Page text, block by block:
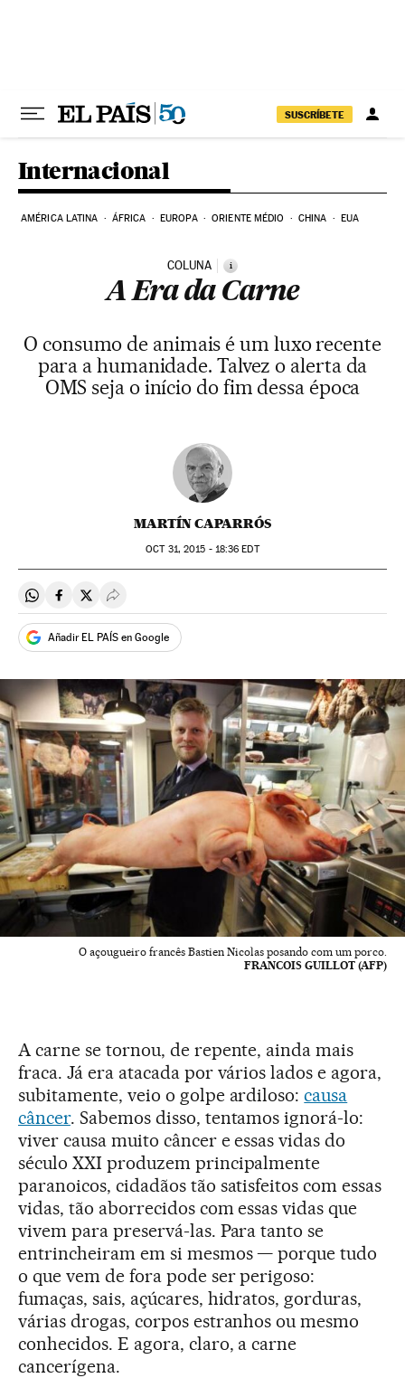
SUSCRÍBETE
Internacional
AMÉRICA LATINA ÁFRICA EUROPA ORIENTE MÉDIO CHINA EUA
COLUNA i
A Era da Carne
O consumo de animais é um luxo recente
para a humanidade. Talvez o alerta da
OMS seja o início do fim dessa época
MARTÍN CAPARRÓS
OCT31, 2015 - 18:36 EDT
Compartir en Whatsapp
Compartir en Facebook
Compartir en Twitter
Desplegar Redes Sociales
Añadir EL PAÍS en Google
O açougueiro francês Bastien Nicolas posando com um porco.
FRANCOIS GUILLOT (AFP)
A carne se tornou, de repente, ainda mais
fraca. Já era atacada por vários lados e agora,
subitamente, veio o golpe ardiloso:causa
câncer. Sabemos disso, tentamos ignorá-lo:
viver causa muito câncer e essas vidas do
século XXI produzem principalmente
paranoicos, cidadãos tão satisfeitos com essas
vidas, tão aborrecidos com essas vidas que
vivem para preservá-las. Para tanto se
entrincheiram em si mesmos — porque tudo
o que vem de fora pode ser perigoso:
fumaças, sais, açúcares, hidratos, gorduras,
várias drogas, corpos estranhos ou mesmo
conhecidos. E agora, claro, a carne
cancerígena.